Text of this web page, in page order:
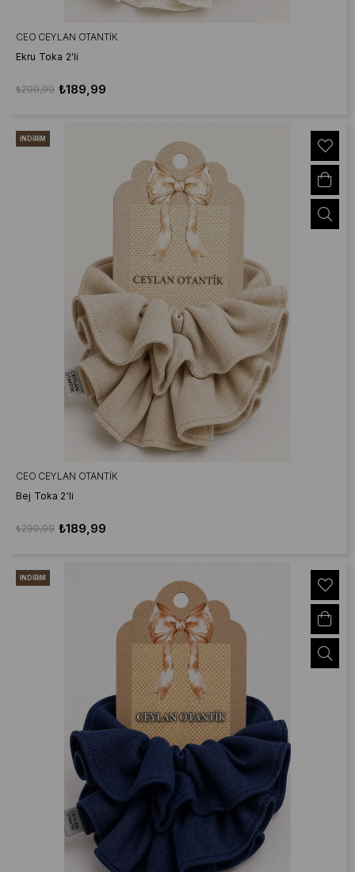
CEO CEYLAN OTANTIK
Ekru Toka 2'li
₺189,99
₺299,99
CEO CEYLAN OTANTIK
Bej Toka 2'li
₺189,99
₺299,99
İNDIRIM
İNDIRIM